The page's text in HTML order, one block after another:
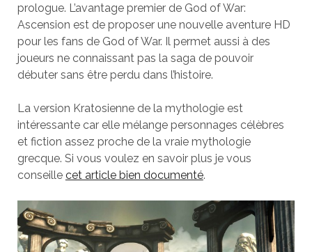
prologue. L’avantage premier de God of War:
Ascension est de proposer une nouvelle aventure HD
pour les fans de God of War. Il permet aussi à des
joueurs ne connaissant pas la saga de pouvoir
débuter sans être perdu dans l’histoire.
La version Kratosienne de la mythologie est
intéressante car elle mélange personnages célèbres
et fiction assez proche de la vraie mythologie
grecque. Si vous voulez en savoir plus je vous
conseille cet article bien documenté.